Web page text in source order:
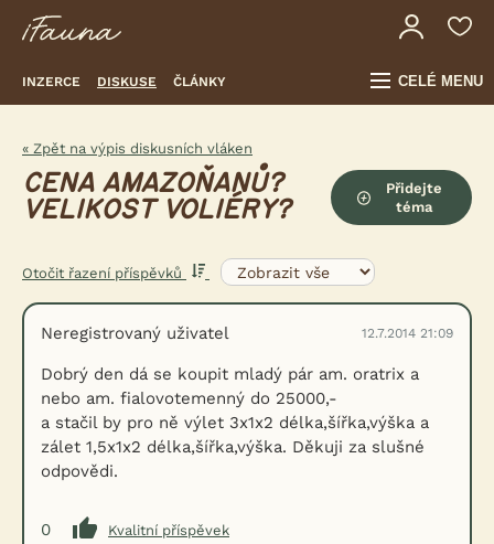
INZERCE DISKUSE ČLÁNKY CELÉ MENU
« Zpět na výpis diskusních vláken
CENA AMAZOŇANŮ?
VELIKOST VOLIÉRY?
Přidejte
téma
Otočit řazení příspěvků
Neregistrovaný uživatel 12.7.2014 21:09
Dobrý den dá se koupit mladý pár am. oratrix a
nebo am. fialovotemenný do 25000,-
a stačil by pro ně výlet 3x1x2 délka,šířka,výška a
zálet 1,5x1x2 délka,šířka,výška. Děkuji za slušné
odpovědi.
0
Kvalitní příspěvek